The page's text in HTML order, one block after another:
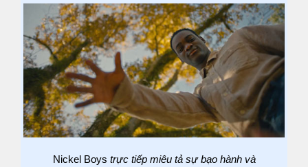
Nickel Boys trực tiếp miêu tả sự bạo hành và